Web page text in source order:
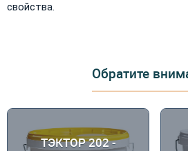
свойства.
Обратите
ТЭКТОР 202 -